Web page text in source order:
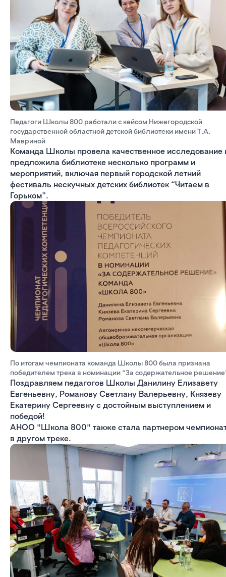
Педагоги Школы 800 работали с кейсом Нижегородской
государственной областной детской библиотеки имени Т.А.
Мавриной
Команда Школы провела качественное исследование
предложила библиотеке несколько программ и
мероприятий, включая первый городской летний
фестиваль нескучных детских библиотек “Читаем в
Горьком”.
По итогам чемпионата команда Школы 800 была признана
победителем трека в номинации “За содержательное
Поздравляем педагогов Школы Данилину Елизавету
Евгеньевну, Романову Светлану Валерьевну, Князеву
Екатерину Сергеевну с достойным выступлением и
победой!
АНОО "Школа 800" также стала партнером
в другом треке.